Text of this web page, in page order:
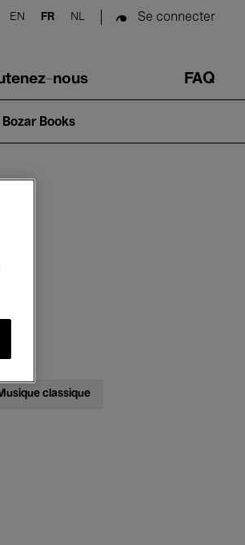
search
EN FR NL Se connecter
nous FAQ
Bozar Books
classique